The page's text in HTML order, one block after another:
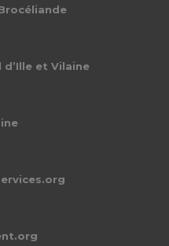
et Vilaine